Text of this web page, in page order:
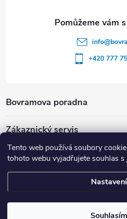
Tento web používá soubory
tohoto webu vyjadřujete souhlas
Nastavení
Souhlasím
Bovramova poradna
Zákaznický servis
info@
+420 777
Copyright 2026BOVRAM.cz.